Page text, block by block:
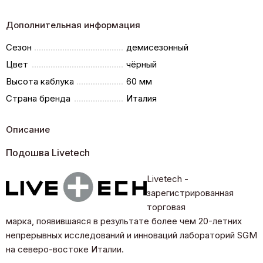
Дополнительная информация
Сезон
демисезонный
Цвет
чёрный
Высота каблука
60 мм
Страна бренда
Италия
Описание
Подошва Livetech
Livetech -
зарегистрированная
торговая
марка, появившаяся в результате более чем 20-летних
непрерывных исследований и инноваций лабораторий SGM
на северо-востоке Италии.